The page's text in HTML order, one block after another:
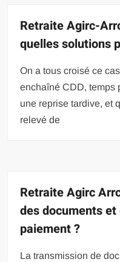
Retraite Agirc-
quelles solutions
On a tous croisé ce
enchaîné CDD, temps
une reprise tardive, et
relevé de
Retraite Agirc
des documents
paiement ?
La transmission de